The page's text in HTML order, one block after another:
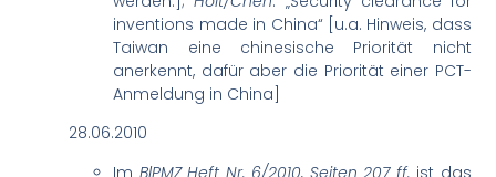
inventions made in China“ [u.a. Hinweis, dass
Taiwan eine chinesische Priorität nicht
anerkennt, dafür aber die Priorität einer PCT-
Anmeldung in China]
28.06.2010
Im BlPMZ Heft Nr. 6/2010, Seiten 207 ff. ist das